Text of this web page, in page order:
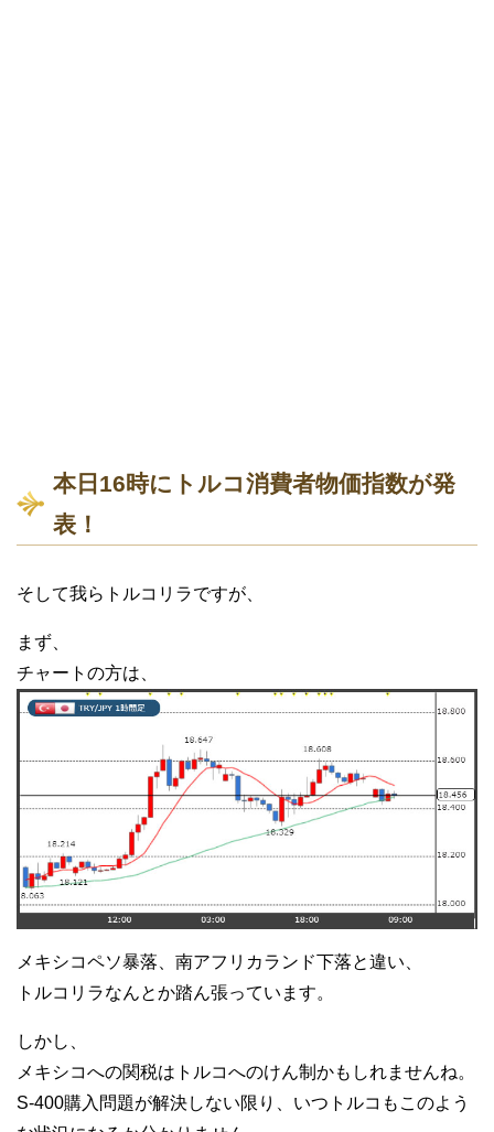
本日16時にトルコ消費者物価指数が発
表！
そして我らトルコリラですが、
まず、
チャートの方は、
メキシコペソ暴落、南アフリカランド下落と違い、
トルコリラなんとか踏ん張っています。
しかし、
メキシコへの関税はトルコへのけん制かもしれませんね。
S-400購入問題が解決しない限り、いつトルコもこのよう